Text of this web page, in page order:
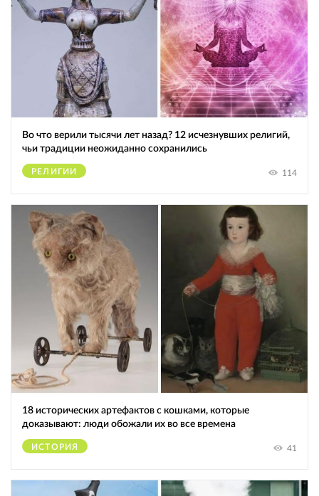
Во что верили тысячи лет назад? 12 исчезнувших религий,
чьи традиции неожиданно сохранились
РЕЛИГИИ 114
18 исторических артефактов с кошками, которые
доказывают: люди обожали их во все времена
ИСТОРИЯ 41